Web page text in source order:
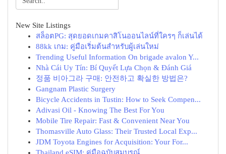
New Site Listings
สล็อตPG: สุดยอดเกมคาสิโนออนไลน์ที่ใครๆ ก็เล่นได้
88kk เกม: คู่มือเริ่มต้นสำหรับผู้เล่นใหม่
Trending Useful Information On brigade avalon Y...
Nhà Cái Uy Tín: Bí Quyết Lựa Chọn & Đánh Giá
정품 비아그라 구매: 안전하고 확실한 방법은?
Gangnam Plastic Surgery
Bicycle Accidents in Tustin: How to Seek Compen...
Adivasi Oil - Knowing The Best For You
Mobile Tire Repair: Fast & Convenient Near You
Thomasville Auto Glass: Their Trusted Local Exp...
JDM Toyota Engines for Acquisition: Your For...